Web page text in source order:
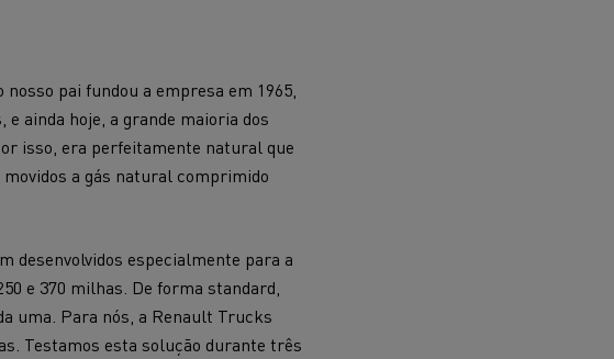
águas residuais
pai fundou a empresa em 1965,
ainda hoje, a grande maioria dos
isso, era perfeitamente natural que
a gás natural comprimido
desenvolvidos especialmente para a
e 370 milhas. De forma standard,
uma. Para nós, a Renault Trucks
Testamos esta solução durante três